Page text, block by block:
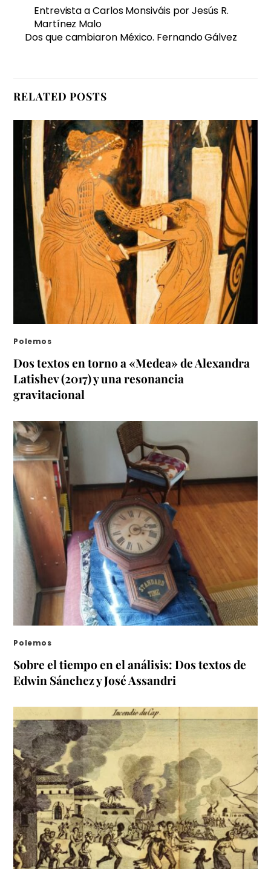
Entrevista a Carlos Monsiváis por Jesús R.
Martínez Malo
Dos que cambiaron México. Fernando Gálvez
RELATED POSTS
Polemos
Dos textos en torno a «Medea» de Alexandra
Latishev (2017) y una resonancia
gravitacional
Polemos
Sobre el tiempo en el análisis: Dos textos de
Edwin Sánchez y José Assandri